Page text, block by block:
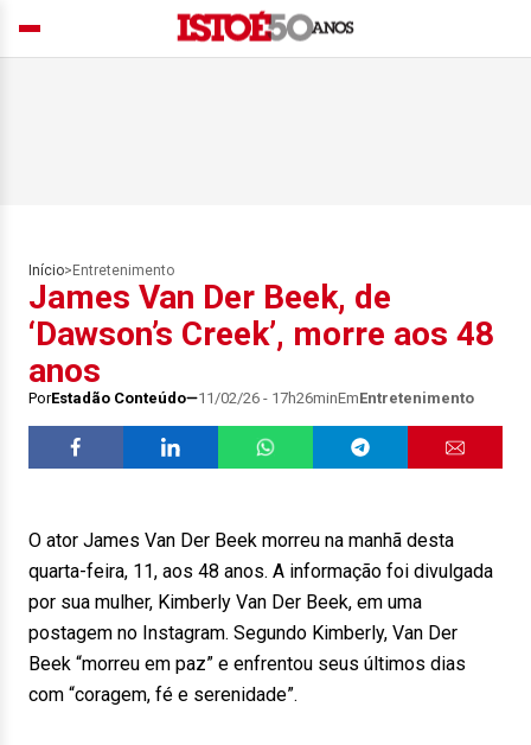
Início> Entretenimento
James Van Der Beek, de
‘Dawson’s Creek’, morre aos 48
anos
PorEstadão Conteúdo 11/02/26 - 17h26minEmEntretenimento
O ator James Van Der Beek morreu na manhã desta
quarta-feira, 11, aos 48 anos. A informação foi divulgada
por sua mulher, Kimberly Van Der Beek, em uma
postagem no Instagram. Segundo Kimberly, Van Der
Beek “morreu em paz” e enfrentou seus últimos dias
com “coragem, fé e serenidade”.